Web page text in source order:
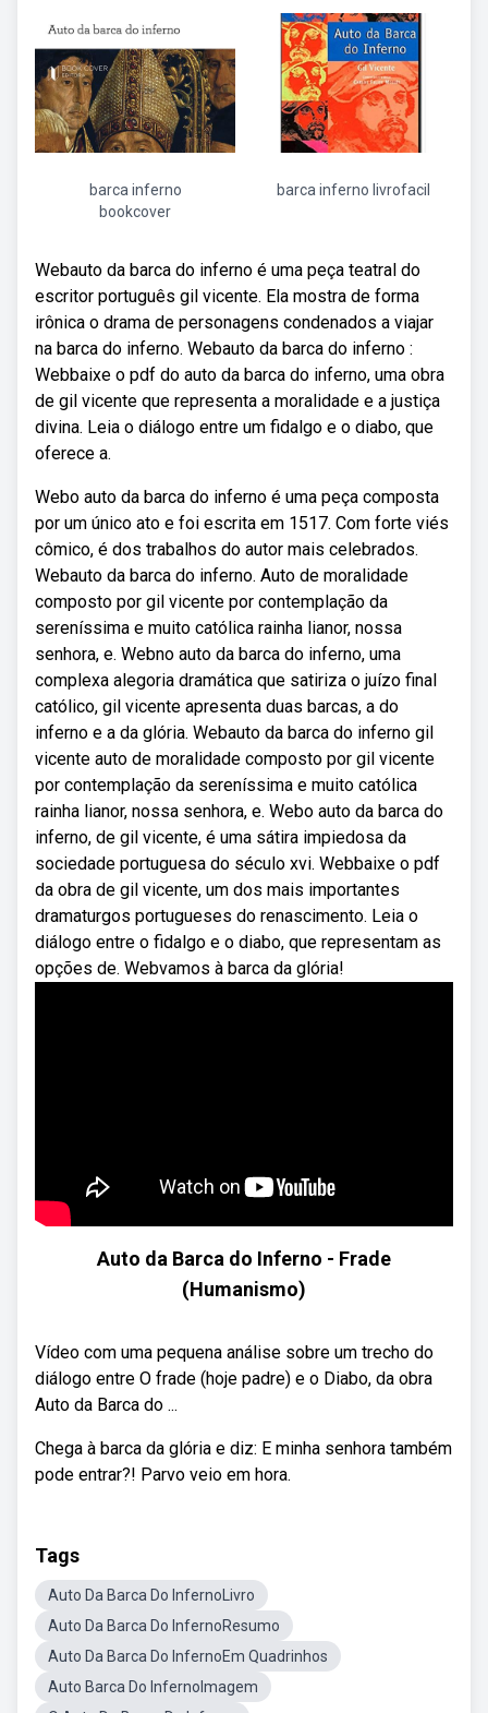
barca inferno
bookcover
barca inferno livrofacil
Webauto da barca do inferno é uma peça teatral do
escritor português gil vicente. Ela mostra de forma
irônica o drama de personagens condenados a viajar
na barca do inferno. Webauto da barca do inferno :
Webbaixe o pdf do auto da barca do inferno, uma obra
de gil vicente que representa a moralidade e a justiça
divina. Leia o diálogo entre um fidalgo e o diabo, que
oferece a.
Webo auto da barca do inferno é uma peça composta
por um único ato e foi escrita em 1517. Com forte viés
cômico, é dos trabalhos do autor mais celebrados.
Webauto da barca do inferno. Auto de moralidade
composto por gil vicente por contemplação da
sereníssima e muito católica rainha lianor, nossa
senhora, e. Webno auto da barca do inferno, uma
complexa alegoria dramática que satiriza o juízo final
católico, gil vicente apresenta duas barcas, a do
inferno e a da glória. Webauto da barca do inferno gil
vicente auto de moralidade composto por gil vicente
por contemplação da sereníssima e muito católica
rainha lianor, nossa senhora, e. Webo auto da barca do
inferno, de gil vicente, é uma sátira impiedosa da
sociedade portuguesa do século xvi. Webbaixe o pdf
da obra de gil vicente, um dos mais importantes
dramaturgos portugueses do renascimento. Leia o
diálogo entre o fidalgo e o diabo, que representam as
opções de. Webvamos à barca da glória!
Auto da Barca do Inferno - Frade
(Humanismo)
Vídeo com uma pequena análise sobre um trecho do
diálogo entre O frade (hoje padre) e o Diabo, da obra
Auto da Barca do ...
Chega à barca da glória e diz: E minha senhora também
pode entrar?! Parvo veio em hora.
Tags
Auto Da Barca Do InfernoLivro
Auto Da Barca Do InfernoResumo
Auto Da Barca Do InfernoEm Quadrinhos
Auto Barca Do InfernoImagem